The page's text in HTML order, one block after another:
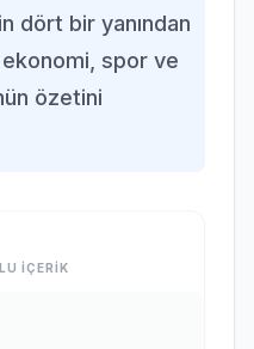
dört bir yanından
spor ve
özetini
İÇERİK